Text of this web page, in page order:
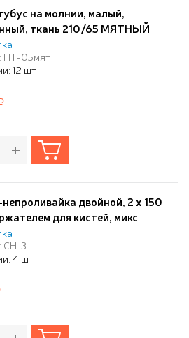
на молнии, малый,
ткань 210/65 МЯТНЫЙ
ПТ-05мят
12 шт
двойной, 2 х 150
для кистей, микс
СН-3
4 шт